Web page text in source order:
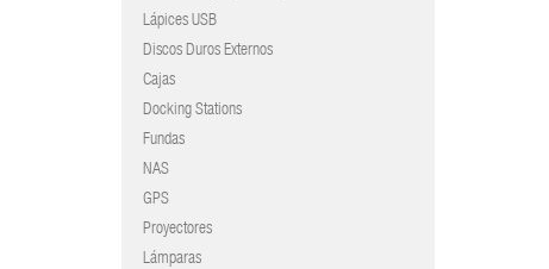
Lápices USB
Discos Duros Externos
Cajas
Docking Stations
Fundas
NAS
GPS
Proyectores
Lámparas